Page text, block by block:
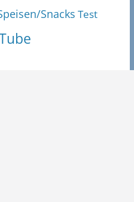
Snacks Test